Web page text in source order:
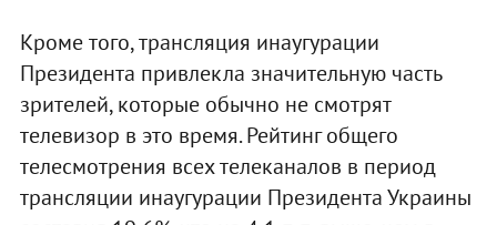
Кроме того, трансляция инаугурации
Президента привлекла значительную часть
зрителей, которые обычно не смотрят
телевизор в это время. Рейтинг общего
телесмотрения всех телеканалов в период
трансляции инаугурации Президента Украины